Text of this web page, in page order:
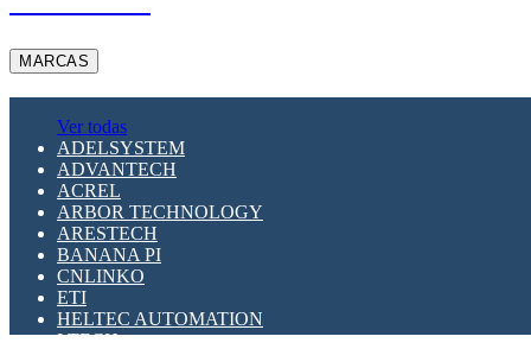
MARCAS
Ver todas
ADELSYSTEM
ADVANTECH
ACREL
ARBOR TECHNOLOGY
ARESTECH
BANANA PI
CNLINKO
ETI
HELTEC AUTOMATION
LTECH